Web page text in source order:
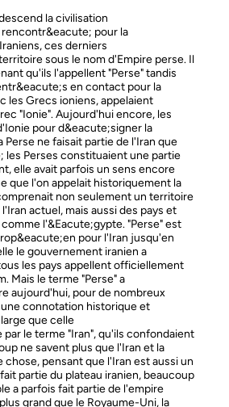
lors de la conversation et de la communication litt&eacute;raire. Egalement d'autres dialectes persans sont parl&eacute;s en Iran. A vraie dire , n&rsquo;importe quel argument &agrave; propos de l&rsquo;histoire de l&rsquo;Iran, de son &eacute;conomie et de sa politique ne serait pas raisonnable sauf qu&rsquo;on puisse tenir en compte les nomades qui ont &eacute;tabli leurs royaume &agrave; partir de l&rsquo;&eacute;poque des Perses au Qajars qui r&eacute;gnaient jusuq&rsquo;aux20&egrave;me si&egrave;cle. Suit &agrave; la recherches des p&acirc;turages encore plus verts et des sols fertils, diff&eacute;rents &eacute;thnies comme le turques, sont partis vers les r&eacute;gions au nord, nord-est et l&rsquo;est de la Perse . Apr&egrave;s avoir s&rsquo;h&eacute;berger , ils fallait qu&rsquo;ils se pr&eacute;par&egrave;rent pour faire face aux &eacute;nemies etrang&egrave;res . La s&egrave;cheresse, l&rsquo;aridit&eacute; et la densit&eacute; de la population dan leurs propres r&eacute;gions fut la cause de l&rsquo;immigration vers la Perse. D&rsquo;autre part la manqu&eacute; de la pluie et l&rsquo;aridit&eacute; en Iran causait la miragartion des gens vers des r&eacute;gions plus verts : ils se d&eacute;pla&ccedil;aient tous les ann&eacute;es, pour aller vers les r&eacute;gions o&ugrave; il faisait agr&eacute;able pendant l&rsquo;hiver et des r&eacute;gions o&ugrave; le climat faisait moins chaud au cours de l&rsquo;&eacute;t&eacute;. En comparaison avec les les s&eacute;dentaires, les nomades ont des puissances militaires et ils sont plus dynamiques, et plus nombreux que les villageoises qu'ils attaquaient. Ces particularit&eacute;s permettent &agrave; une tribu ou &agrave; un ensemble de tribus de faire diriger les autres vers la formation d&rsquo;un &eacute;tat central : Ensuite il faisait les n&eacute;cessaires pour collecter directement ou via un moyen indirect, la totalit&eacute; des produits agricoles exc&eacute;dentaires pour fournir les affaires financi&egrave;res. Ainsi il devient un &eacute;tat central et capable &agrave; taille de contr&ocirc;ler, d'administrer et de d&eacute;fendre ses vastes territoires. La plupart des souverains iraniens se d&eacute;pla&ccedil;aient la plupart du temps et cette caract&eacute;ristique est racin&eacute; dans leurs origines et leurs esprits. Par exemple les Ach&eacute;m&eacute;nides dirigeaient leurs trois capitales et se d&eacute;pla&ccedil;aient entre : Suse, Pers&eacute;polis et Ecbatane et parfois quatre si on fait inclure la Babylon. D&egrave;s le d&eacute;but ; tous les gouvernements iraniens jusqu&rsquo;au 20&egrave;me si&egrave;cle, on &eacute;t&eacute; fond&eacute;s par des tribus nomades et apr&egrave;s avoir &ecirc;tre uni au sein du gouvernement , il fallait se pr&eacute;parer pour faire face aux d&eacute;fis comme l&rsquo;invasion des nomades dans le pays et ceux qui pourraient attaquer depuis des terres au-del&agrave; des fronti&egrave;res. D'une mani&egrave;re historique, l'Iran a &eacute;t&eacute; le carrefour entre l'Asie et l'Europe, l'Est et l'Ouest. Les personnes, les biens ainsi que les croyances, les normes et produits culturels y sont pass&eacute;s, g&eacute;n&eacute;ralement d'est en ouest, mais pas toujours. L'influence orientale &eacute;tait telle que beaucoup des anciens mythes et l&eacute;gendes iraniens provenaient des terres orientales de l'Iran, bien que l'islam et les Arabes soient venus de la direction oppos&eacute;e. Cette situation g&eacute;ographique particuli&egrave;re a donn&eacute; lieu &agrave; ce que l'on peut appeler &laquo; l'effet carrefour &raquo;, &agrave; la fois d&eacute;stabilisant et enrichissant le pays ; rendant ses habitants hospitaliers et amicaux envers les &eacute;trangers et aussi tr&egrave;s conscients de leur particularit&eacute;. L'une des cons&eacute;quences de l'effet de carrefour est le fait que l'Iran est maintenant peupl&eacute; d&rsquo;une vari&eacute;t&eacute; de communaut&eacute;s ethniques et linguistiques incluant ceux dont la langue maternelle est le persan, ainsi que les Kurdes, les Turcs, les Arabes, les Baloutches, etc. On rencontre les Turcophones dans la r&eacute;gion Nord-ouest de l'Azerba&iuml;djan, aujourd'hui divis&eacute;e en plusieurs provinces, &agrave; la fronti&egrave;re de la Turquie et du Caucase. D'autres peuples turcophones, comme les Turkm&egrave;nes du Centre-nord-est et les tribus turcophones comm